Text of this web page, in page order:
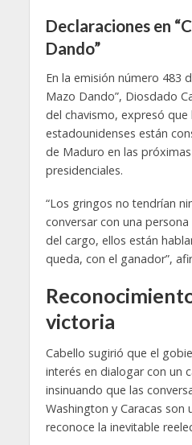
Declaraciones en
Dando”
En la emisión número 483
Mazo Dando”, Diosdado
del chavismo, expresó que
estadounidenses están
de Maduro en las
presidenciales.
“Los gringos no tendrían
conversar con una
del cargo, ellos están
queda, con el ganador”,
victoria
Cabello sugirió que el
interés en dialogar con un
insinuando que las
Washington y Caracas son
reconoce la inevitable